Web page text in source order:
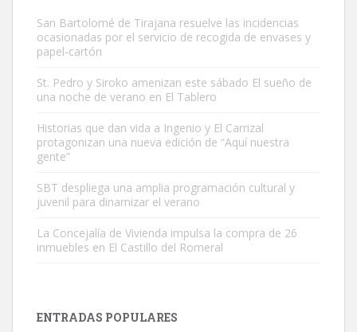
Adopción urgente
Busco adopción responsable para mi perra. Pastor alemán,
hembra, 4 años. Por motivos personales ...
PERRO MACHO RAZA SHIBA CON MICROCHIP PERDIDO HOY
San Bartolomé de Tirajana resuelve las incidencias
ocasionadas por el servicio de recogida de envases y
papel-cartón
St. Pedro y Siroko amenizan este sábado El sueño de
una noche de verano en El Tablero
Historias que dan vida a Ingenio y El Carrizal
protagonizan una nueva edición de “Aquí nuestra
gente”
SBT despliega una amplia programación cultural y
juvenil para dinamizar el verano
La Concejalía de Vivienda impulsa la compra de 26
inmuebles en El Castillo del Romeral
ENTRADAS POPULARES